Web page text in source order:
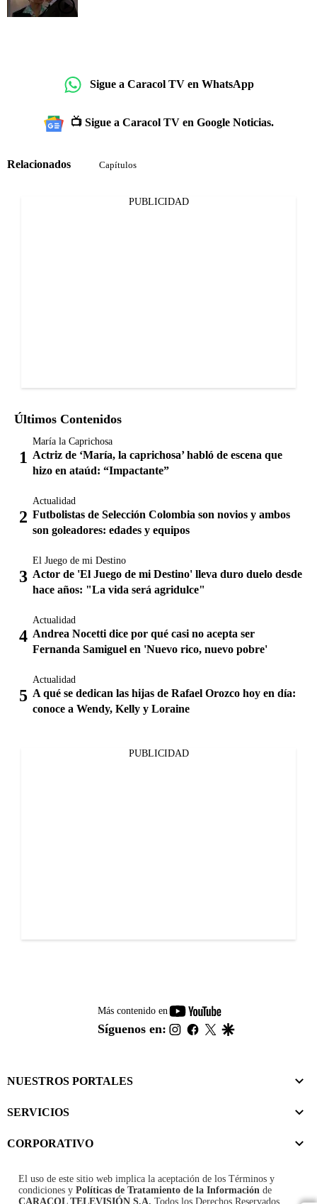
Sigue a Caracol TV en WhatsApp
📺 Sigue a Caracol TV en Google Noticias.
Relacionados Capítulos
PUBLICIDAD
Últimos Contenidos
María la Caprichosa
Actriz de ‘María, la caprichosa’ habló de escena que
hizo en ataúd: “Impactante”
Actualidad
Futbolistas de Selección Colombia son novios y ambos
son goleadores: edades y equipos
El Juego de mi Destino
Actor de 'El Juego de mi Destino' lleva duro duelo desde
hace años: "La vida será agridulce"
Actualidad
Andrea Nocetti dice por qué casi no acepta ser
Fernanda Samiguel en 'Nuevo rico, nuevo pobre'
Actualidad
A qué se dedican las hijas de Rafael Orozco hoy en día:
conoce a Wendy, Kelly y Loraine
PUBLICIDAD
Más contenido en
youtube-
footer
Síguenos en: instagram
facebook
twitter
NUESTROS PORTALES
SERVICIOS
CORPORATIVO
El uso de este sitio web implica la aceptación de los Términos y
condiciones y Políticas de Tratamiento de la Información de
CARACOL TELEVISIÓN S.A. Todos los Derechos Reservados